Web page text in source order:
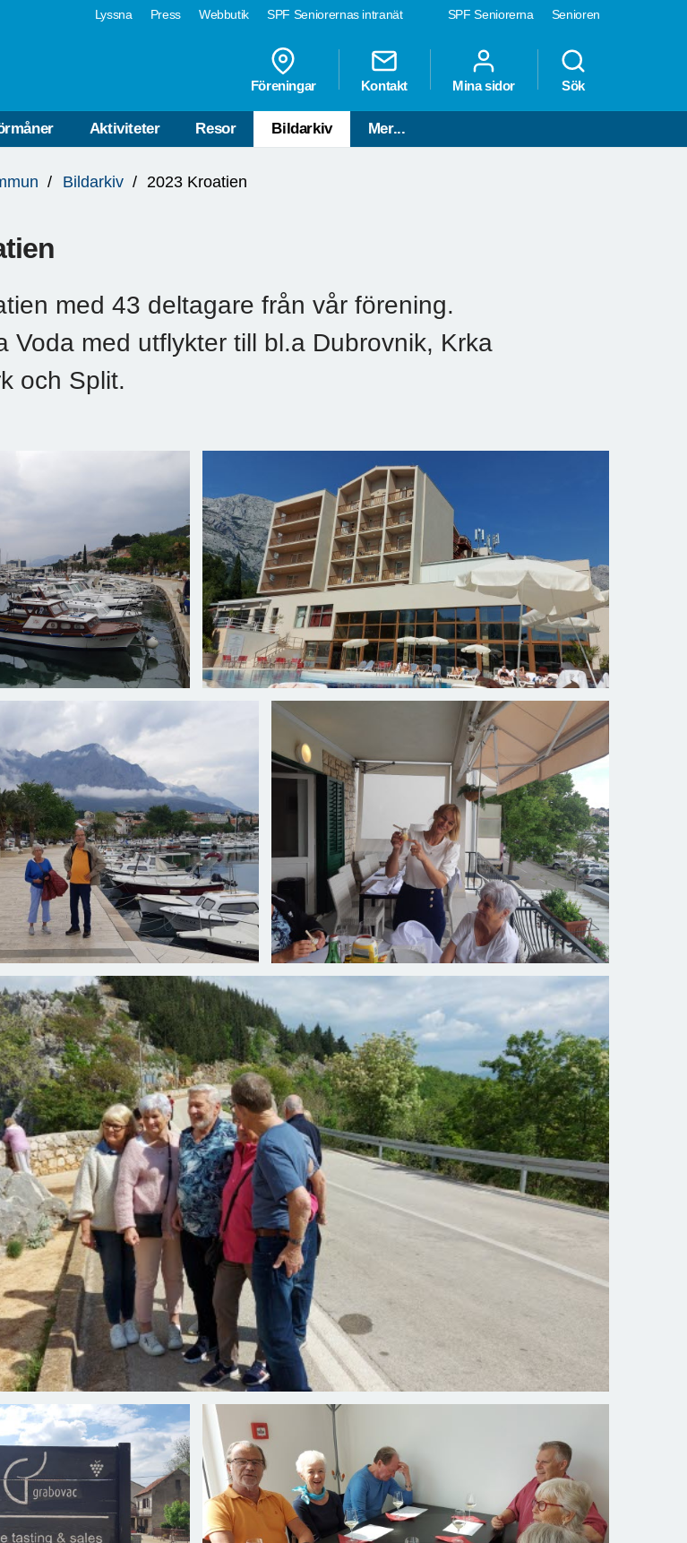
SPF Seniorerna Senioren
Lyssna Press Webbutik SPF Seniorernas intranät
Föreningar Kontakt Mina sidor Sök
Aktiviteter Resor Bildarkiv Mer...
Bildarkiv 2023 Kroatien
med 43 deltagare från vår förening.
Voda med utflykter till bl.a Dubrovnik, Krka
och Split.